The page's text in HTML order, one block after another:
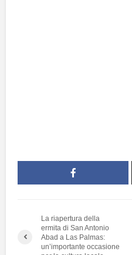
La riapertura della
ermita di San Antonio
Abad a Las Palmas:
un’importante occasione